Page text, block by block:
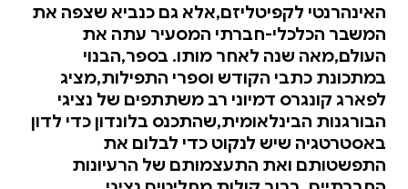
האינהרנטי לקפיטליזם,אלא גם כנביא שצפה את
המשבר הכלכלי-חברתי המסעיר עתה את
העולם,מאה שנה לאחר מותו. בספר,הבנוי
במתכונת כתבי הקודש וספרי התפילות,מציג
לפארג קונגרס דמיוני רב משתתפים של נציגי
הבורגנות הבינלאומית,שהתכנס בלונדון כדי לדון
באסטרטגיה שיש לנקוט כדי לבלום את
התפשטותם ואת התעצמותם של הרעיונות